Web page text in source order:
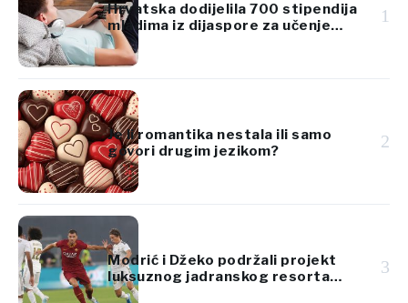
Hrvatska dodijelila 700 stipendija
mladima iz dijaspore za učenje
hrvatskog jezika
1
Je li romantika nestala ili samo
govori drugim jezikom?
2
Modrić i Džeko podržali projekt
luksuznog jadranskog resorta
vrijedan 920 milijuna eura
3